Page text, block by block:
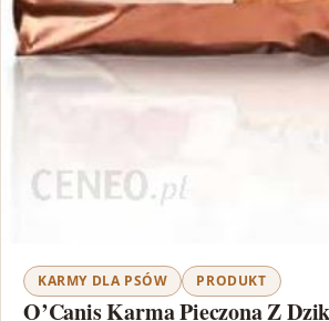
KARMY DLA PSÓW PRODUKT
O’Canis Karma Pieczona Z